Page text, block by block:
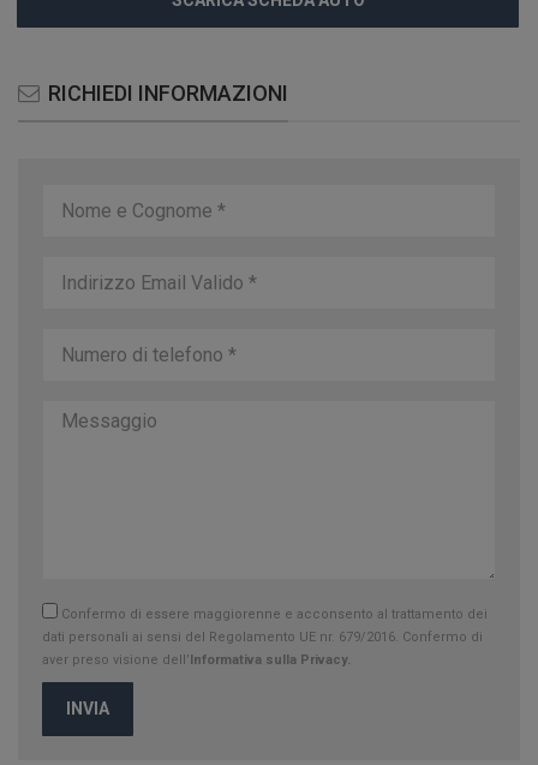
RICHIEDI INFORMAZIONI
Confermo di essere maggiorenne e acconsento al trattamento dei
dati personali ai sensi del Regolamento UE nr. 679/2016. Confermo di
aver preso visione dell’ Informativa sulla Privacy.
INVIA